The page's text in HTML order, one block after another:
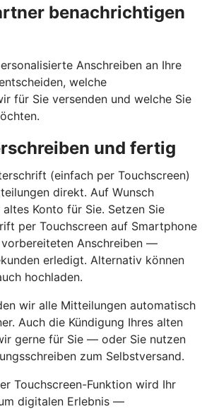
benachrichtigen
Anschreiben an Ihre
welche
für Sie versenden und welche Sie
und fertig
(einfach per Touchscreen)
direkt. Auf Wunsch
Konto für Sie. Setzen Sie
per Touchscreen auf Smartphone
Anschreiben —
erledigt. Alternativ können
hochladen.
wir alle Mitteilungen automatisch
Auch die Kündigung Ihres alten
gerne für Sie — oder Sie nutzen
zum Selbstversand.
Touchscreen-Funktion wird Ihr
digitalen Erlebnis —